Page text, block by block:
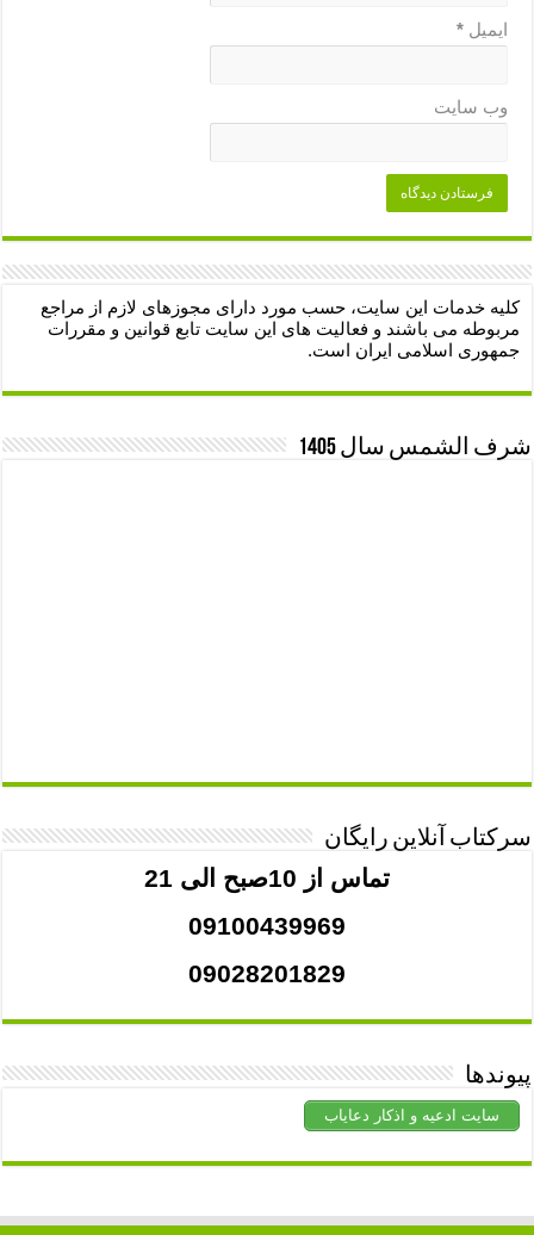
ایمیل*
وب‌ سایت
کلیه خدمات این سایت، حسب مورد دارای مجوزهای لازم از مراجع
مربوطه می باشند و فعالیت های این سایت تابع قوانین و مقررات
جمهوری اسلامی ایران است.
شرف الشمس سال 1405
سرکتاب آنلاین رایگان
تماس از 10صبح الی 21
09100439969
09028201829
پیوندها
سایت ادعیه و اذکار دعایاب